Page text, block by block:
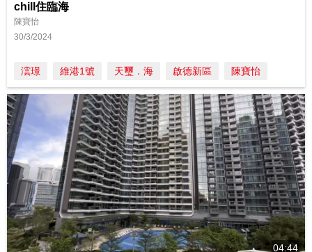
chill住臨海
陳寶怡
30/3/2024
澐璟 維港1號 天璽．海 啟德新區 陳寶怡
04:44